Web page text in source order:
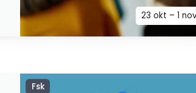
23 okt – 1
Fsk